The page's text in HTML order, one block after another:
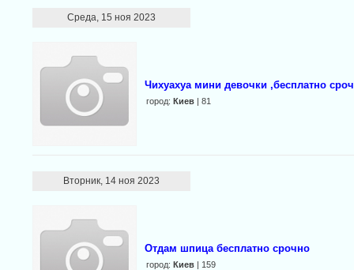
Среда, 15 ноя 2023
Чихуахуа мини девочки ,бесплатно
город: Киев| 81
Вторник, 14 ноя 2023
Отдам шпица бесплатно срочно
город: Киев| 159